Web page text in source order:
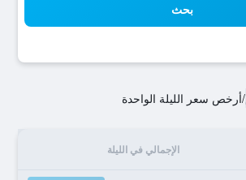
بحث
/أرخص سعر الليلة الواحدة
الإجمالي في الليلة